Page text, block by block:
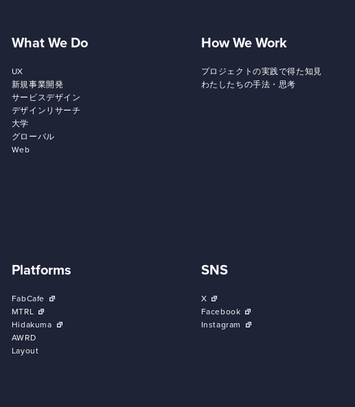
What We Do
UX
新規事業開発
サービスデザイン
デザインリサーチ
大学
グローバル
Web
How We Work
プロジェクトの実践で得た知見
わたしたちの手法・思考
Platforms
FabCafe
MTRL
Hidakuma
AWRD
Layout
SNS
X
Facebook
Instagram